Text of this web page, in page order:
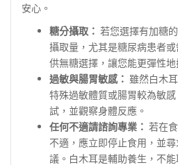
安心。
糖分攝取： 若您選擇有加糖
攝取量，尤其是糖尿病患者
供無糖選擇，讓您能更彈性地
過敏與腸胃敏感： 雖然白木
特殊過敏體質或腸胃較為敏
試，並觀察身體反應。
任何不適請諮詢專業： 若在
不適，應立即停止食用，並
議。白木耳是輔助養生，不能